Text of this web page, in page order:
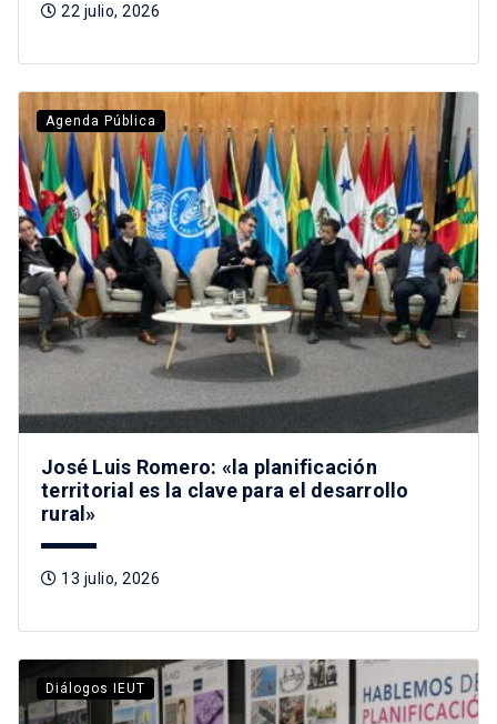
22 julio, 2026
Agenda Pública
José Luis Romero: «la planificación
territorial es la clave para el desarrollo
rural»
13 julio, 2026
Diálogos IEUT